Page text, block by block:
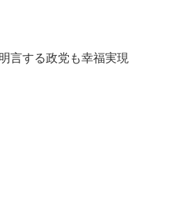
言する政党も幸福実現